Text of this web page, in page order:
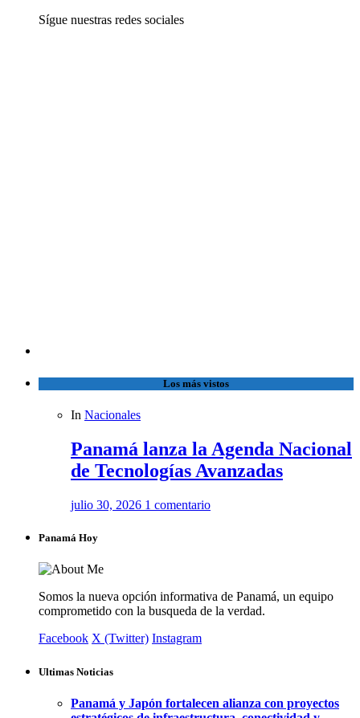
Sígue nuestras redes sociales
Los más vistos
In Nacionales
Panamá lanza la Agenda Nacional
de Tecnologías Avanzadas
julio 30, 2026 1 comentario
Panamá Hoy
Somos la nueva opción informativa de Panamá, un equipo
comprometido con la busqueda de la verdad.
Facebook X (Twitter) Instagram
Ultimas Noticias
Panamá y Japón fortalecen alianza con proyectos